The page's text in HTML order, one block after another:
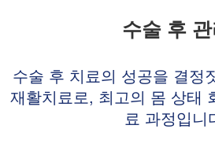
수술 후
수술 후 치료의 성공을 결정
재활치료로, 최고의 몸 상태
료 과정입니